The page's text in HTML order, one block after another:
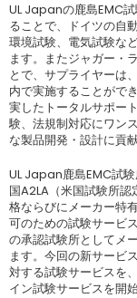
UL Japanの鹿島EMC
ることで、ドイツの自
環境試験、電気試験な
ます。またジャガー・
とで、サプライヤーは
内で実施することがで
実したトータルサポー
験、法規制対応にワン
な製品開発・設計に貢献
UL Japan鹿島EMC試
国A2LA（米国試験所
格ならびにメーカー特
可のための試験サービ
の承認試験所としてメ
ます。今回の新サービ
対する試験サービスを
イン試験サービスを開